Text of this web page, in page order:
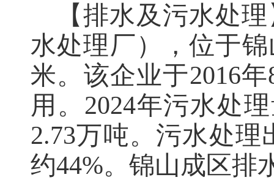
【排水及污水处
水处理厂），位于
米。该企业于2016年
用。 2024年污水处
2.73万吨。污水处理
约44%。锦山成区排